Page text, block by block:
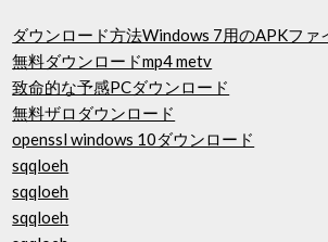
ダウンロード方法Windows 7用のAPKファ
無料ダウンロードmp4 metv
致命的な予感PCダウンロード
無料ザロダウンロード
openssl windows 10ダウンロード
sqqloeh
sqqloeh
sqqloeh